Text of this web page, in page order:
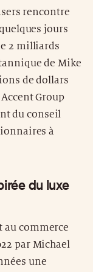
rencontre
jours
2 milliards
de Mike
de dollars
Group
du conseil
à
du luxe
au commerce
par Michael
une